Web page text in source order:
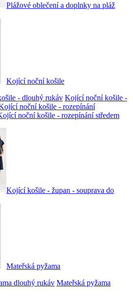
Plážové oblečení a doplnky na pláž
Kojící noční košile
- dlouhý rukáv Kojící noční košile -
noční košile - rozepínání
noční košile - rozepínání středem
Kojící košile - župan - souprava do
Mateřská pyžama
dlouhý rukáv Mateřská pyžama